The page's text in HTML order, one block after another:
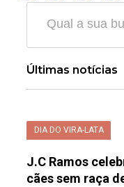
Últimas notícias
DIA DO VIRA-LATA
J.C Ramos
cães sem raça